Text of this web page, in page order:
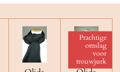
Prachtige
omslag
voor
trouwjurk